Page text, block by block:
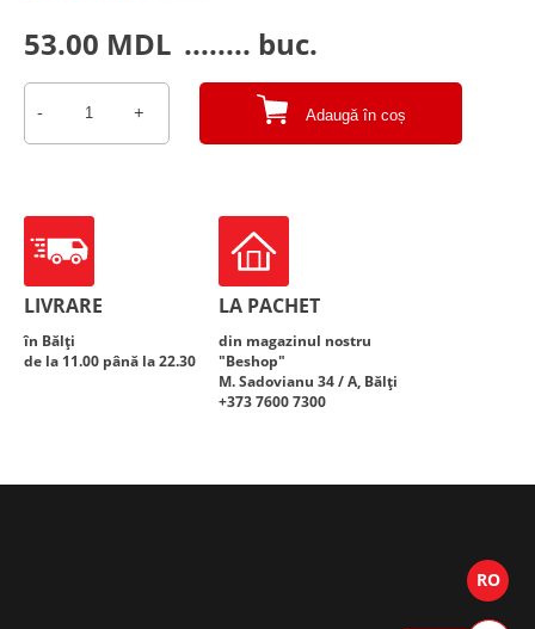
53.00 MDL ........ buc.
Cantitate
- + Adaugă în coș
LIVRARE
în Bălți
de la 11.00 până la 22.30
LA PACHET
din magazinul nostru
"Beshop"
M. Sadovianu 34 / A, Bălți
+373 7600 7300